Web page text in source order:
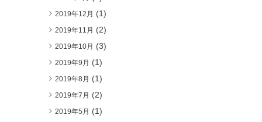
2019年12月 (1)
2019年11月 (2)
2019年10月 (3)
2019年9月 (1)
2019年8月 (1)
2019年7月 (2)
2019年5月 (1)